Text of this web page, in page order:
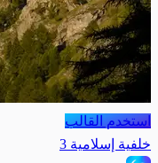
استخدم القالب
خلفية إسلامية 3